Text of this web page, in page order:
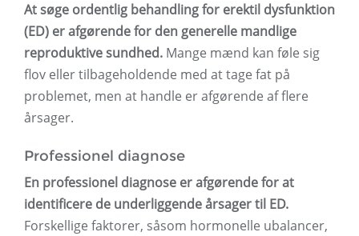
At søge ordentlig behandling for erektil dysfunktion
(ED) er afgørende for den generelle mandlige
reproduktive sundhed. Mange mænd kan føle sig
flov eller tilbageholdende med at tage fat på
problemet, men at handle er afgørende af flere
årsager.
Professionel diagnose
En professionel diagnose er afgørende for at
identificere de underliggende årsager til ED.
Forskellige faktorer, såsom hormonelle ubalancer,